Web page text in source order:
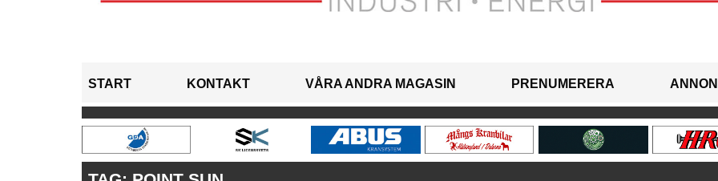
START KONTAKT VÅRA ANDRA MAGASIN PRENUMERERA